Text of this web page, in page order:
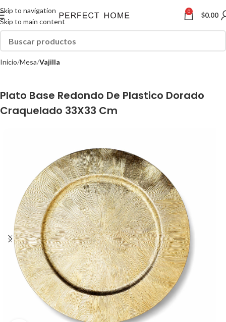
Skip to navigation
Skip to main content
0 $0.00
Inicio Mesa Vajilla
Plato Base Redondo De Plastico Dorado
Craquelado 33X33 Cm